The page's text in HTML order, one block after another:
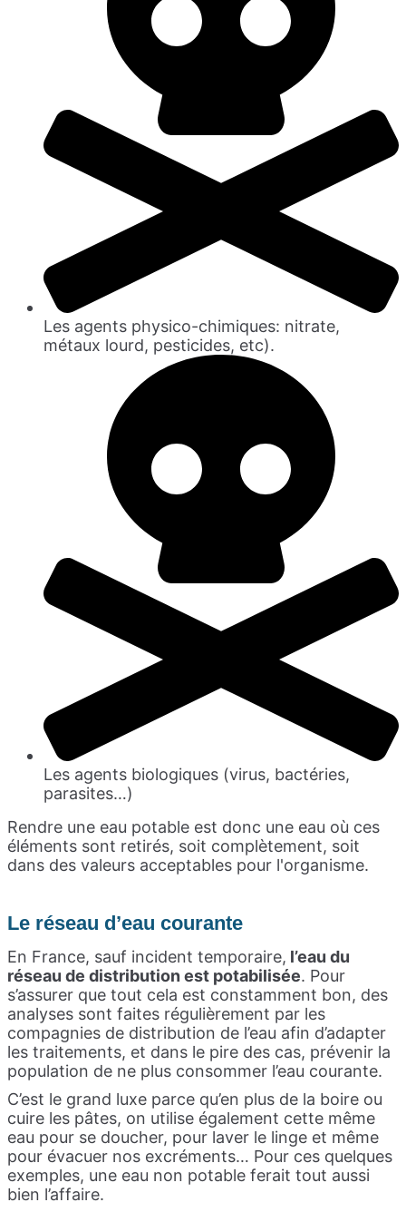
Les agents physico-chimiques: nitrate,
métaux lourd, pesticides, etc).
Les agents biologiques (virus, bactéries,
parasites…)
Rendre une eau potable est donc une eau où ces
éléments sont retirés, soit complètement, soit
dans des valeurs acceptables pour l'organisme.
Le réseau d’eau courante
En France, sauf incident temporaire, l’eau du
réseau de distribution est potabilisée. Pour
s’assurer que tout cela est constamment bon, des
analyses sont faites régulièrement par les
compagnies de distribution de l’eau afin d’adapter
les traitements, et dans le pire des cas, prévenir la
population de ne plus consommer l’eau courante.
C’est le grand luxe parce qu’en plus de la boire ou
cuire les pâtes, on utilise également cette même
eau pour se doucher, pour laver le linge et même
pour évacuer nos excréments… Pour ces quelques
exemples, une eau non potable ferait tout aussi
bien l’affaire.